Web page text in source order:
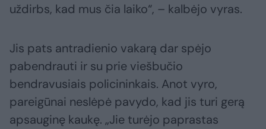
uždirbs, kad mus čia laiko“, – kalbėjo vyras.
Jis pats antradienio vakarą dar spėjo
pabendrauti ir su prie viešbučio
bendravusiais policininkais. Anot vyro,
pareigūnai neslėpė pavydo, kad jis turi gerą
apsauginę kaukę. „Jie turėjo paprastas